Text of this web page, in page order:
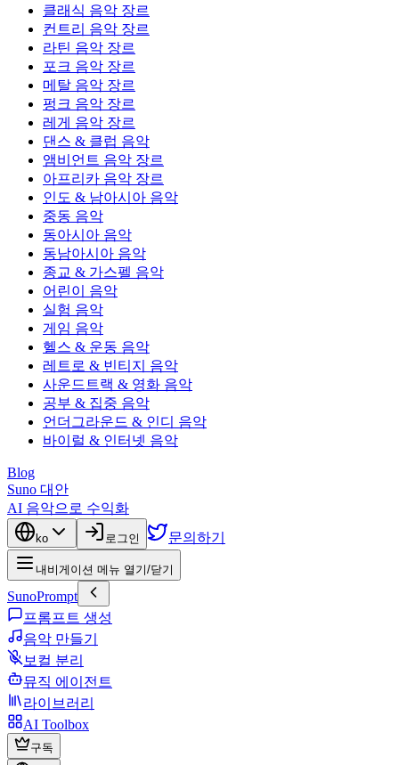
클래식 음악 장르
컨트리 음악 장르
라틴 음악 장르
포크 음악 장르
메탈 음악 장르
펑크 음악 장르
레게 음악 장르
댄스 & 클럽 음악
앰비언트 음악 장르
아프리카 음악 장르
인도 & 남아시아 음악
중동 음악
동아시아 음악
동남아시아 음악
종교 & 가스펠 음악
어린이 음악
실험 음악
게임 음악
헬스 & 운동 음악
레트로 & 빈티지 음악
사운드트랙 & 영화 음악
공부 & 집중 음악
언더그라운드 & 인디 음악
바이럴 & 인터넷 음악
Blog
Suno 대안
AI 음악으로 수익화
ko 로그인 문의하기
내비게이션 메뉴 열기/닫기
SunoPrompt
프롬프트 생성
음악 만들기
보컬 분리
뮤직 에이전트
라이브러리
AI Toolbox
구독